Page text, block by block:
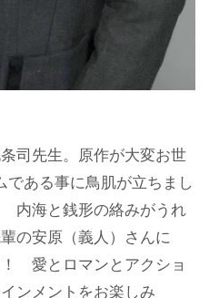
司先生。原作が大変お世
ある事に鳥肌が立ちまし
海と銭形の絡みがうれ
の安原（義人）さんに
！ 愛とロマンとアクショ
ンメントをお楽しみ